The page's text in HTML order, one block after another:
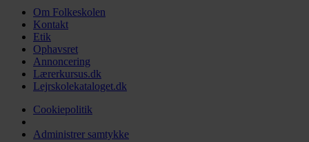
Om Folkeskolen
Kontakt
Etik
Ophavsret
Annoncering
Lærerkursus.dk
Lejrskolekataloget.dk
Cookiepolitik
Administrer samtykke